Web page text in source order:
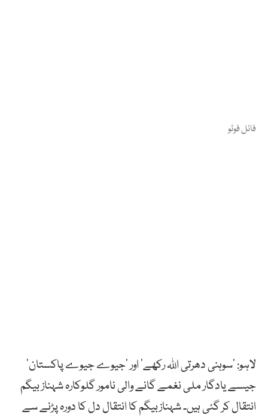
فائل فوٹو
لاہو: ’سوہنی دھرتی اللہ رکھے‘ اور ’جیوے جیوے پاکستان‘
جیسے یادگار ملی نغمے گانے والی نامور گلوکارہ شہناز بیگم
انتقال کر گئی ہیں۔ شہنازبیگم کا انتقال دل کا دورہ پڑنے سے